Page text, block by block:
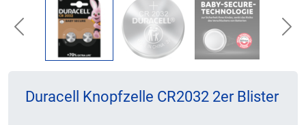
Previous
Duracell Knopfzelle CR2032 2er Blister